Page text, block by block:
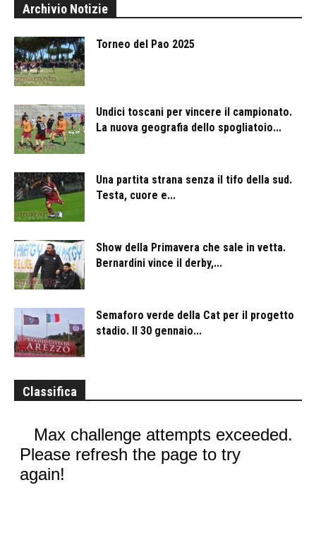
Archivio Notizie
Torneo del Pao 2025
Undici toscani per vincere il campionato.
La nuova geografia dello spogliatoio...
Una partita strana senza il tifo della sud.
Testa, cuore e...
Show della Primavera che sale in vetta.
Bernardini vince il derby,...
Semaforo verde della Cat per il progetto
stadio. Il 30 gennaio...
Classifica